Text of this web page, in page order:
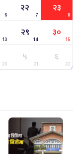
6
२२
7
२३
8
13
२९
14
३०
15
20
५
21
६
22